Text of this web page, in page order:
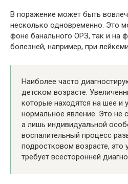
В поражение может быть
несколько одновременно. Это
фоне банального ОРЗ, так и на
болезней, например, при
Наиболее часто
детском возрасте.
которые находятся на шее и
нормальное явление. Это не
а лишь индивидуальной
воспалительный процесс
подростковом возрасте, это
требует всесторонней